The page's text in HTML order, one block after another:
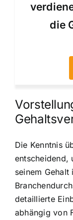
die
Die Kenntnis
entscheidend,
seinem Gehalt
detaillierte
abhängig von